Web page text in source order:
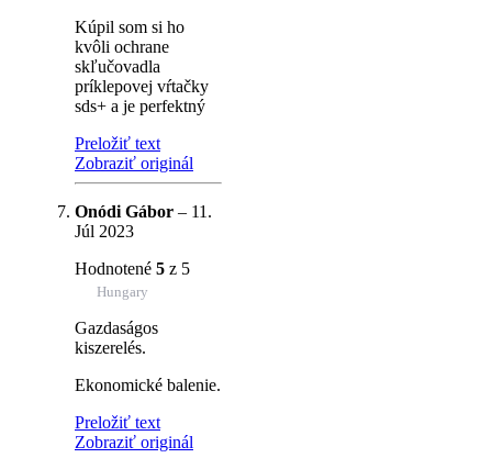
Kúpil som si ho
kvôli ochrane
skľučovadla
príklepovej vŕtačky
sds+ a je perfektný
Preložiť text
Zobraziť originál
Onódi Gábor – 11.
Júl 2023
Hodnotené 5 z 5
Hungary
Gazdaságos
kiszerelés.
Ekonomické balenie.
Preložiť text
Zobraziť originál